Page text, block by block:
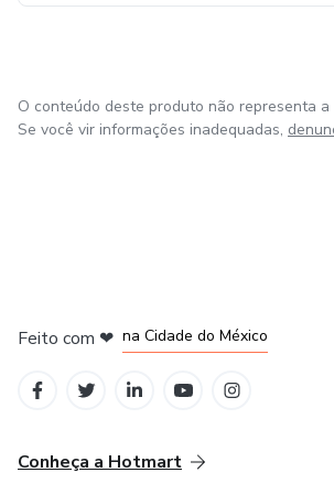
O conteúdo deste produto não representa
Se você vir informações inadequadas,
Feito com ❤ na Cidade do México
Conheça a Hotmart